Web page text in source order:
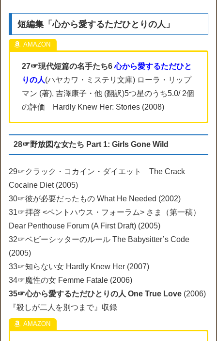
短編集「心から愛するただひとりの人」
27☞現代短篇の名手たち6心から愛するただひと
りの人(ハヤカワ・ミステリ文庫) ローラ・リップ
マン (著), 吉澤康子・他 (翻訳)5つ星のうち5.0/ 2個
の評価 Hardly Knew Her: Stories (2008)
28☞野放図な女たち Part 1: Girls Gone Wild
29☞クラック・コカイン・ダイエット The Crack
Cocaine Diet (2005)
30☞彼が必要だったもの What He Needed (2002)
31☞拝啓 <ペントハウス・フォーラム> さま（第一稿）
Dear Penthouse Forum (A First Draft) (2005)
32☞ベビーシッターのルール The Babysitter’s Code
(2005)
33☞知らない女 Hardly Knew Her (2007)
34☞魔性の女 Femme Fatale (2006)
35☞心から愛するただひとりの人 One True Love (2006)
『殺しが二人を別つまで』収録